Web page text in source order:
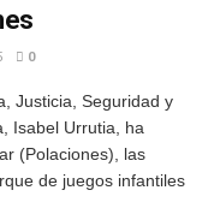
0
Justicia, Seguridad y
Isabel Urrutia, ha
(Polaciones), las
de juegos infantiles